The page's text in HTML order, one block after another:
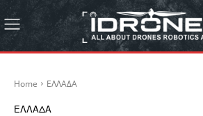
Home ΕΛΛΑΔΑ
ΕΛΛΑΔΑ